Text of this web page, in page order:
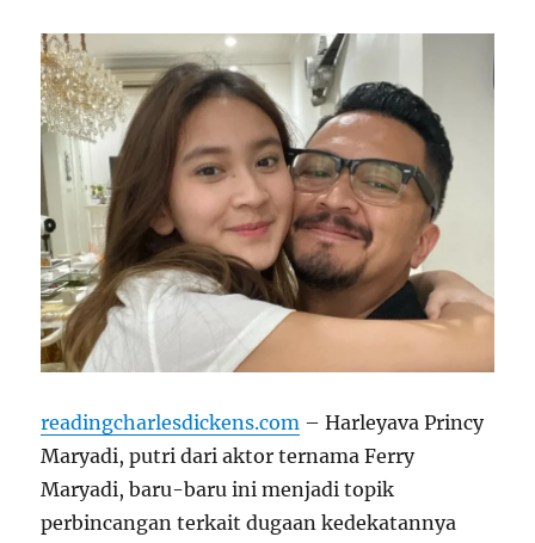
readingcharlesdickens.com – Harleyava Princy
Maryadi, putri dari aktor ternama Ferry
Maryadi, baru-baru ini menjadi topik
perbincangan terkait dugaan kedekatannya